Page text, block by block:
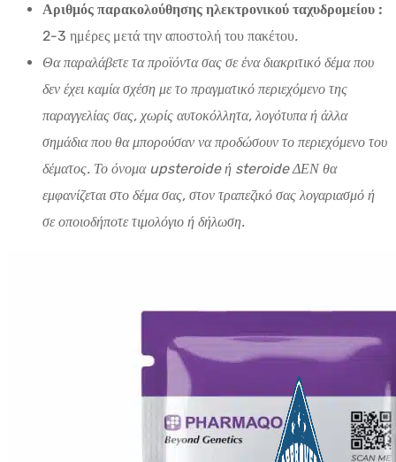
Αριθμός παρακολούθησης ηλεκτρονικού ταχυδρομείου :
2-3 ημέρες μετά την αποστολή του πακέτου.
Θα παραλάβετε τα προϊόντα σας σε ένα διακριτικό δέμα που
δεν έχει καμία σχέση με το πραγματικό περιεχόμενο της
παραγγελίας σας, χωρίς αυτοκόλλητα, λογότυπα ή άλλα
σημάδια που θα μπορούσαν να προδώσουν το περιεχόμενο του
δέματος. Το όνομα upsteroide ή steroide ΔΕΝ θα
εμφανίζεται στο δέμα σας, στον τραπεζικό σας λογαριασμό ή
σε οποιοδήποτε τιμολόγιο ή δήλωση.